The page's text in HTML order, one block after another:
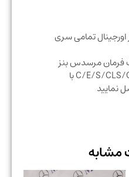
تمامی سری
مرسدس بنز
اورجینال تمامی سری C/E/S/CLS/GLA با